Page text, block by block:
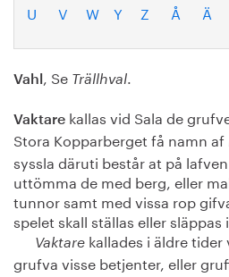
Publicerat
Bildbank
Om oss
U
V W Y Z Å Ä
Vahl , Se Trällhval.
Vaktare kallas vid Sala de
Stora Kopparberget få namn af
syssla däruti består at på
uttömma de med berg, eller
tunnor samt med vissa rop
spelet skall ställas eller släppas
Vaktare kallades i äldre
grufva visse betjenter, eller